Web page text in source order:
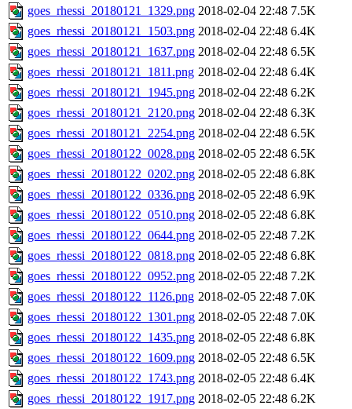
goes_rhessi_20180121_1329.png 2018-02-04 22:48 7.5K
goes_rhessi_20180121_1503.png 2018-02-04 22:48 6.4K
goes_rhessi_20180121_1637.png 2018-02-04 22:48 6.5K
goes_rhessi_20180121_1811.png 2018-02-04 22:48 6.4K
goes_rhessi_20180121_1945.png 2018-02-04 22:48 6.2K
goes_rhessi_20180121_2120.png 2018-02-04 22:48 6.3K
goes_rhessi_20180121_2254.png 2018-02-04 22:48 6.5K
goes_rhessi_20180122_0028.png 2018-02-05 22:48 6.5K
goes_rhessi_20180122_0202.png 2018-02-05 22:48 6.8K
goes_rhessi_20180122_0336.png 2018-02-05 22:48 6.9K
goes_rhessi_20180122_0510.png 2018-02-05 22:48 6.8K
goes_rhessi_20180122_0644.png 2018-02-05 22:48 7.2K
goes_rhessi_20180122_0818.png 2018-02-05 22:48 6.8K
goes_rhessi_20180122_0952.png 2018-02-05 22:48 7.2K
goes_rhessi_20180122_1126.png 2018-02-05 22:48 7.0K
goes_rhessi_20180122_1301.png 2018-02-05 22:48 7.0K
goes_rhessi_20180122_1435.png 2018-02-05 22:48 6.8K
goes_rhessi_20180122_1609.png 2018-02-05 22:48 6.5K
goes_rhessi_20180122_1743.png 2018-02-05 22:48 6.4K
goes_rhessi_20180122_1917.png 2018-02-05 22:48 6.2K